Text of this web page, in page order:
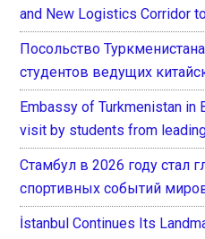
and New Logistics Corridor
Посольство
студентов ведущих
Embassy of Turkmenistan
visit by students from
Стамбул в 2026 году стал
спортивных событий
İstanbul Continues Its